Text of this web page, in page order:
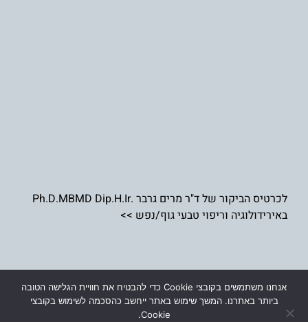
לכרטיס הביקור של ד"ר מרים גרבר .Ph.D.MBMD Dip.H.Ir
באירידולוגיה וריפוי טבעי גוף/נפש >>
כל הזכויות שמורות © ד"ר מרים גרבר . D.MBMD Dip.H.Ir
באירידולוגיה וריפוי טבעי גוף/נפש
אנחנו משתמשים בקובצי Cookie כדי להבטיח את חוויית הגלישה הטובה
ביותר באתרנו. המשך שימוש באתר ייחשב כהסכמה לשימוש בקובצי
Cookie.